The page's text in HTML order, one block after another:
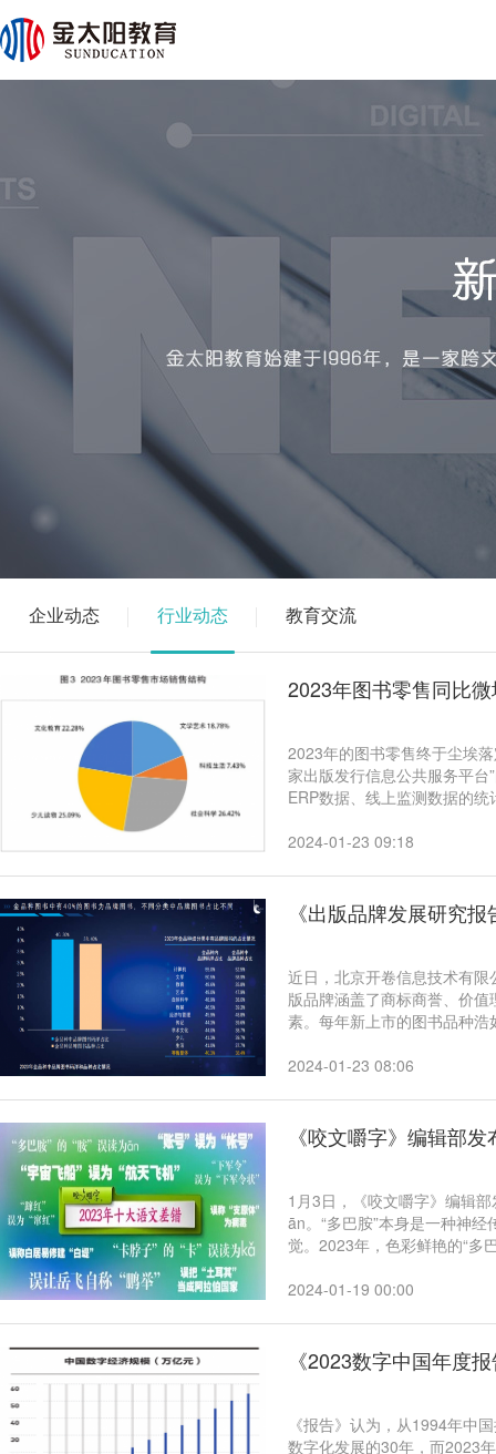
企业动态 行业动态 教育交流
2023年图书零售同比
2023年的图书零售终于尘埃落定
家出版发行信息公共服务平台
ERP数据、线上监测数据的
地，实现小幅反弹。比较
2024-01-23 09:18
《出版品牌发展研究
近日，北京开卷信息技术有
版品牌涵盖了商标商誉、价
素。每年新上市的图书品种
2024-01-23 08:06
《咬文嚼字》编辑部
1月3日，《咬文嚼字》编辑部发布“2023
ān。“多巴胺”本身是一种神
觉。2023年，色彩鲜艳的“多
àn。“胺”是氨分子中部分或
2024-01-19 00:00
《2023数字中国年度
《报告》认为，从1994年中
数字化发展的30年，而2023年则是